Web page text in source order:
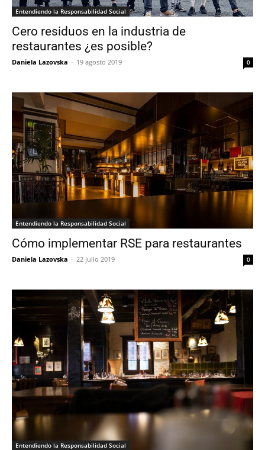
Entendiendo la Responsabilidad Social
Cero residuos en la industria de
restaurantes ¿es posible?
Daniela Lazovska - 19 agosto 2019 0
Entendiendo la Responsabilidad Social
Cómo implementar RSE para restaurantes
Daniela Lazovska - 22 julio 2019 0
Entendiendo la Responsabilidad Social